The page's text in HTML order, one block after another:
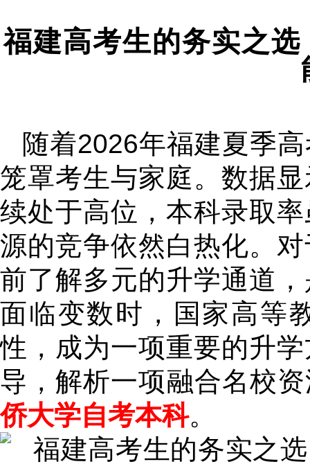
福建高考生的务实之
随着2026年福建夏季
笼罩考生与家庭。数据
续处于高位，本科录取
源的竞争依然白热化。
前了解多元的升学通道
面临变数时，国家高等
性，成为一项重要的升
导，解析一项融合名校
侨大学自考本科。